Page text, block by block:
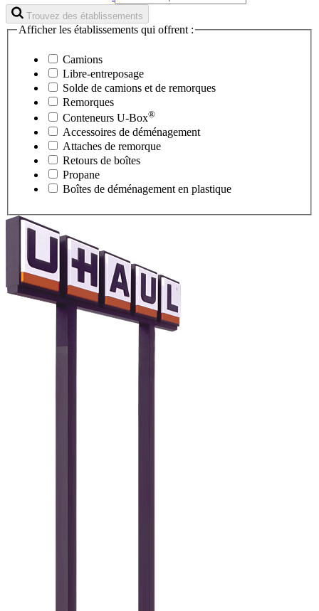
Trouvez des établissements
Afficher les établissements qui offrent :
Camions
Libre-entreposage
Solde de camions et de remorques
Remorques
Conteneurs U-Box®
Accessoires de déménagement
Attaches de remorque
Retours de boîtes
Propane
Boîtes de déménagement en plastique